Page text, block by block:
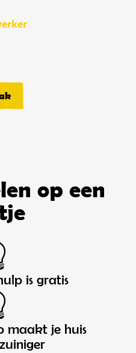
op een
is gratis
maakt je huis